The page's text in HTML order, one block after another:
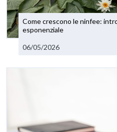
Come crescono le ninfee:
esponenziale
06/05/2026